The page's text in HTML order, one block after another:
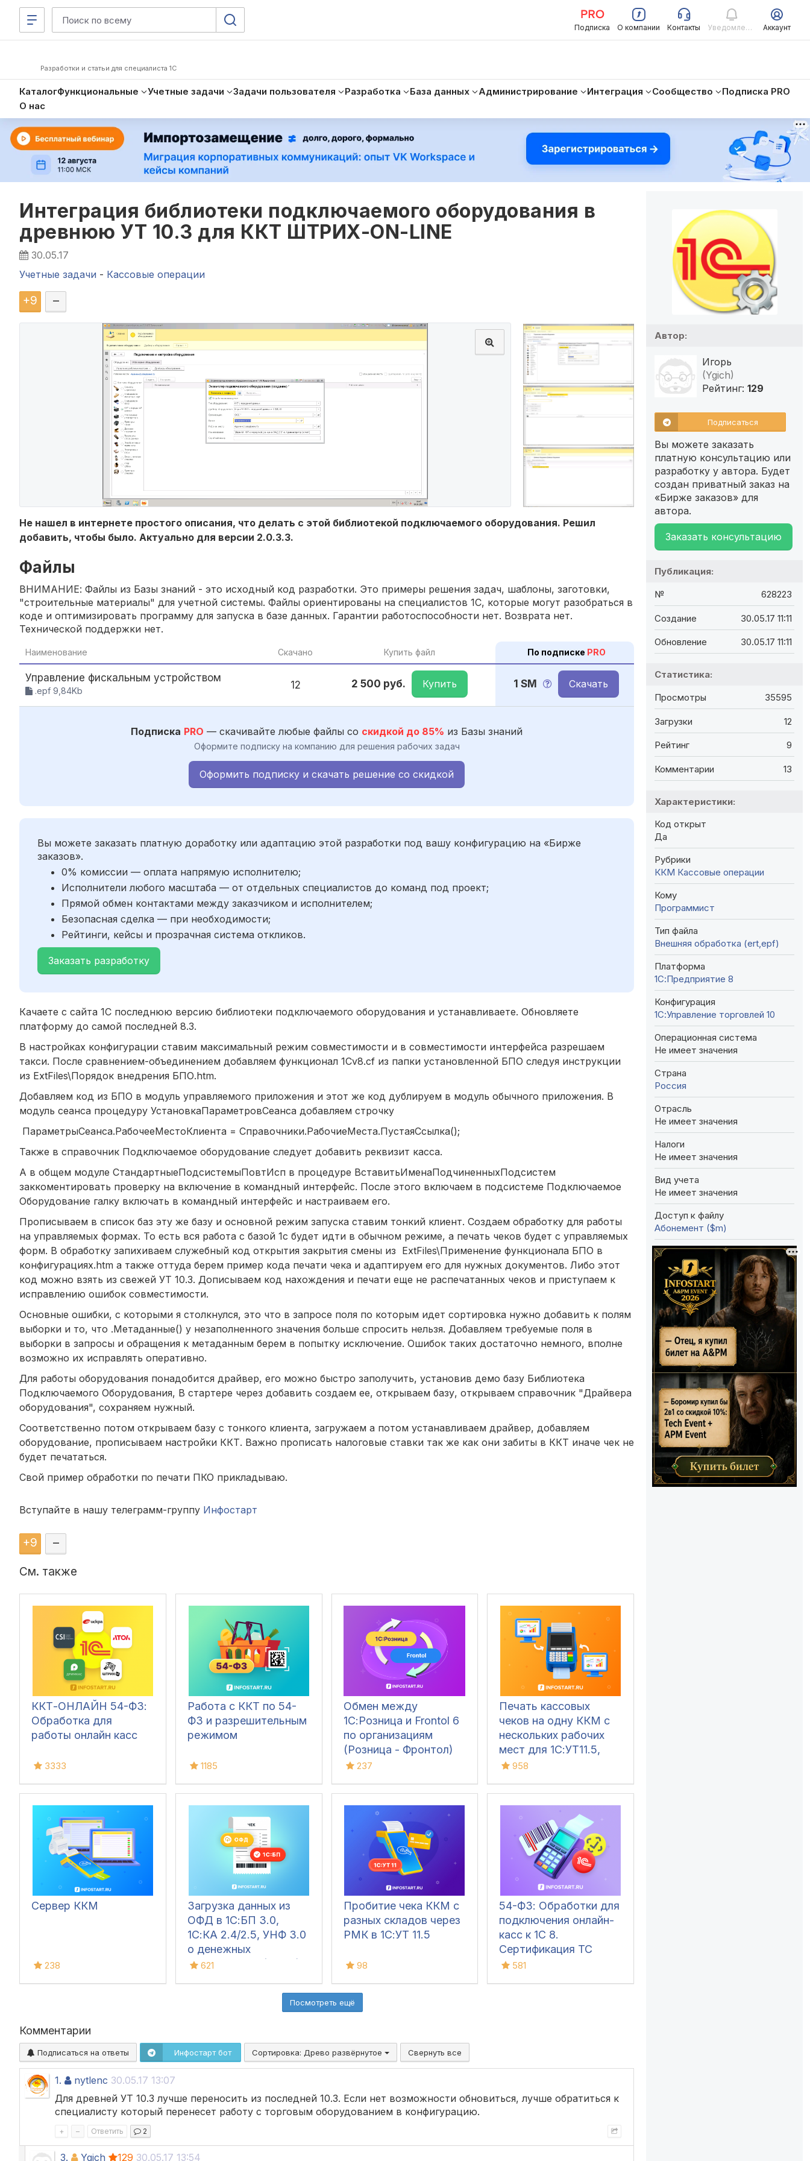
Подписка О компании Контакты Уведомления Аккаунт
Разработки и статьи для специалиста 1С
КаталогФункциональные Учетные задачи Задачи пользователя Разработка База данных Администрирование Интеграция Сообщество
Подписка PRO
О нас
Интеграция библиотеки подключаемого оборудования в
древнюю УТ 10.3 для ККТ ШТРИХ-ON-LINE
30.05.17
Учетные задачи - Кассовые операции
+9 –
Не нашел в интернете простого описания, что делать с этой библиотекой подключаемого оборудования. Решил
добавить, чтобы было. Актуально для версии 2.0.3.3.
Файлы
ВНИМАНИЕ: Файлы из Базы знаний - это исходный код разработки. Это примеры решения задач, шаблоны, заготовки,
"строительные материалы" для учетной системы. Файлы ориентированы на специалистов 1С, которые могут разобраться в
коде и оптимизировать программу для запуска в базе данных. Гарантии работоспособности нет. Возврата нет.
Технической поддержки нет.
Наименование Скачано Купить файл По подписке PRO
Управление фискальным устройством
.epf 9,84Kb 12 2 500 руб. Купить 1 SM Скачать
Подписка PRO — скачивайте любые файлы со скидкой до 85% из Базы знаний
Оформите подписку на компанию для решения рабочих задач
Оформить подписку и скачать решение со скидкой
Вы можете заказать платную доработку или адаптацию этой разработки под вашу конфигурацию на «Бирже
заказов».
0% комиссии — оплата напрямую исполнителю;
Исполнители любого масштаба — от отдельных специалистов до команд под проект;
Прямой обмен контактами между заказчиком и исполнителем;
Безопасная сделка — при необходимости;
Рейтинги, кейсы и прозрачная система откликов.
Заказать разработку
Качаете с сайта 1С последнюю версию библиотеки подключаемого оборудования и устанавливаете. Обновляете
платформу до самой последней 8.3.
В настройках конфигурации ставим максимальный режим совместимости и в совместимости интерфейса разрешаем
такси. После сравнением-объединением добавляем функционал 1Cv8.cf из папки установленной БПО следуя инструкции
из ExtFiles\Порядок внедрения БПО.htm.
Добавляем код из БПО в модуль управляемого приложения и этот же код дублируем в модуль обычного приложения. В
модуль сеанса процедуру УстановкаПараметровСеанса добавляем строчку
ПараметрыСеанса.РабочееМестоКлиента = Справочники.РабочиеМеста.ПустаяСсылка();
Также в справочник Подключаемое оборудование следует добавить реквизит касса.
А в общем модуле СтандартныеПодсистемыПовтИсп в процедуре ВставитьИменаПодчиненныхПодсистем
заккоментировать проверку на включение в командный интерфейс. После этого включаем в подсистеме Подключаемое
Оборудование галку включать в командный интерфейс и настраиваем его.
Прописываем в список баз эту же базу и основной режим запуска ставим тонкий клиент. Создаем обработку для работы
на управляемых формах. То есть вся работа с базой 1с будет идти в обычном режиме, а печать чеков будет с управляемых
форм. В обработку запихиваем служебный код открытия закрытия смены из ExtFiles\Применение функционала БПО в
конфигурациях.htm а также оттуда берем пример кода печати чека и адаптируем его для нужных документов. Либо этот
код можно взять из свежей УТ 10.3. Дописываем код нахождения и печати еще не распечатанных чеков и приступаем к
исправлению ошибок совместимости.
Основные ошибки, с которыми я столкнулся, это что в запросе поля по которым идет сортировка нужно добавить к полям
выборки и то, что .Метаданные() у незаполненного значения больше спросить нельзя. Добавляем требуемые поля в
выборки в запросы и обращения к метаданным берем в попытку исключение. Ошибок таких достаточно немного, вполне
возможно их исправлять оперативно.
Для работы оборудования понадобится драйвер, его можно быстро заполучить, установив демо базу Библиотека
Подключаемого Оборудования, В стартере через добавить создаем ее, открываем базу, открываем справочник "Драйвера
оборудования", сохраняем нужный.
Соответственно потом открываем базу с тонкого клиента, загружаем а потом устанавливаем драйвер, добавляем
оборудование, прописываем настройки ККТ. Важно прописать налоговые ставки так же как они забиты в ККТ иначе чек не
будет печататься.
Свой пример обработки по печати ПКО прикладываю.
Вступайте в нашу телеграмм-группу Инфостарт
+9 –
См. также
ККТ-ОНЛАЙН 54-ФЗ:
Обработка для
работы онлайн касс
3333
Работа с ККТ по 54-
ФЗ и разрешительным
режимом
1185
Обмен между
1С:Розница и Frontol 6
по организациям
(Розница - Фронтол)
237
Печать кассовых
чеков на одну ККМ с
нескольких рабочих
мест для 1С:УТ11.5,
Розница 2.3/3.0, УНФ
958
Сервер ККМ
238
Загрузка данных из
ОФД в 1С:БП 3.0,
1С:КА 2.4/2.5, УНФ 3.0
о денежных
поступлениях (чеках)
621
Пробитие чека ККМ с
разных складов через
РМК в 1С:УТ 11.5
98
54-ФЗ: Обработки для
подключения онлайн-
касс к 1С 8.
Сертификация ТС
ПИоТ
581
Посмотреть ещё
Комментарии
Подписаться на ответы Инфостарт бот Сортировка: Древо развёрнутое Свернуть все
1. nytlenc 30.05.17 13:07
Для древней УТ 10.3 лучше переносить из последней 10.3. Если нет возможности обновиться, лучше обратиться к
специалисту который перенесет работу с торговым оборудованием в конфигурацию.
+ – Ответить 2
3. Ygich 129 30.05.17 13:54
Автор:
Игорь
(Ygich)
Рейтинг: 129
Подписаться
Вы можете заказать
платную консультацию или
разработку у автора. Будет
создан приватный заказ на
«Бирже заказов» для
автора.
Заказать консультацию
Публикация:
№ 628223
Создание 30.05.17 11:11
Обновление 30.05.17 11:11
Статистика:
Просмотры 35595
Загрузки 12
Рейтинг 9
Комментарии 13
Характеристики:
Код открыт
Да
Рубрики
ККМ Кассовые операции
Кому
Программист
Тип файла
Внешняя обработка (ert,epf)
Платформа
1С:Предприятие 8
Конфигурация
1С:Управление торговлей 10
Операционная система
Не имеет значения
Страна
Россия
Отрасль
Не имеет значения
Налоги
Не имеет значения
Вид учета
Не имеет значения
Доступ к файлу
Абонемент ($m)